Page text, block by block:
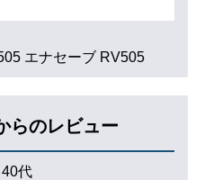
エナセーブ RV505
らのレビュー
40代